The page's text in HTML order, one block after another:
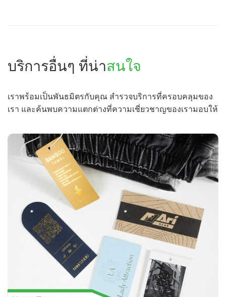
บริการอื่นๆ ที่น่าสนใจ
เราพร้อมเป็นพันธมิตรกับคุณ สำรวจบริการที่ครอบคลุมของ
เรา และค้นพบความแตกต่างที่ความเชี่ยวชาญของเรามอบให้